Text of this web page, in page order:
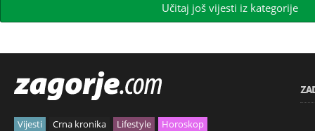
Učitaj još vijesti iz kategorije
Vijesti Crna kronika Lifestyle
Horoskop